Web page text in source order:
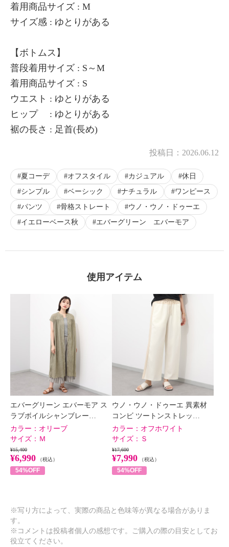
着用商品サイズ : M
サイズ感 : ゆとりがある
【ボトムス】
普段着用サイズ : S～M
着用商品サイズ : S
ウエスト : ゆとりがある
ヒップ : ゆとりがある
裾の長さ : 足首(長め)
投稿日： 2026.06.12
夏コーデ オフスタイル カジュアル
休日
シンプル
ベーシック ナチュラル
ワンピース
パンツ
骨格ストレート
ウノ・ウノ・ドゥーエ
イエローベース秋
エバーグリーン エバーモア
使用アイテム
エバーグリーン エバーモア ス
ラブボイルシャンブレー…
カラー： オリーブ
サイズ： Ｍ
¥15,400
¥6,990 （税込）
54%OFF
ウノ・ウノ・ドゥーエ 異素材
コンビ ツートンストレッ…
カラー： オフホワイト
サイズ： Ｓ
¥17,600
¥7,990 （税込）
54%OFF
※写り方によって、実際の商品と色味等が異なる場合がありま
す。
※コメントは投稿者個人の感想です。ご購入の際の目安としてお
役立てください。